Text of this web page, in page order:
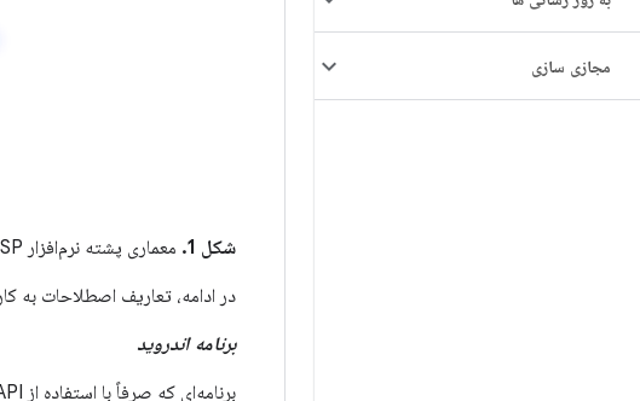
مجازی سازی
شکل 1.
معماری پشته نرم‌افزار AOSP.
در ادامه، تعاریف اصطلاحات به کار رفته
برنامه اندروید